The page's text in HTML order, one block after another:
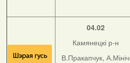
04.02
Камянецкі р-н
В.Пракапчук, А.Мініч